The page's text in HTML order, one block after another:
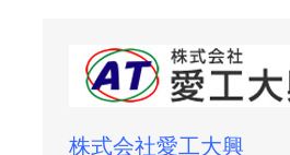
株式会社愛工大興